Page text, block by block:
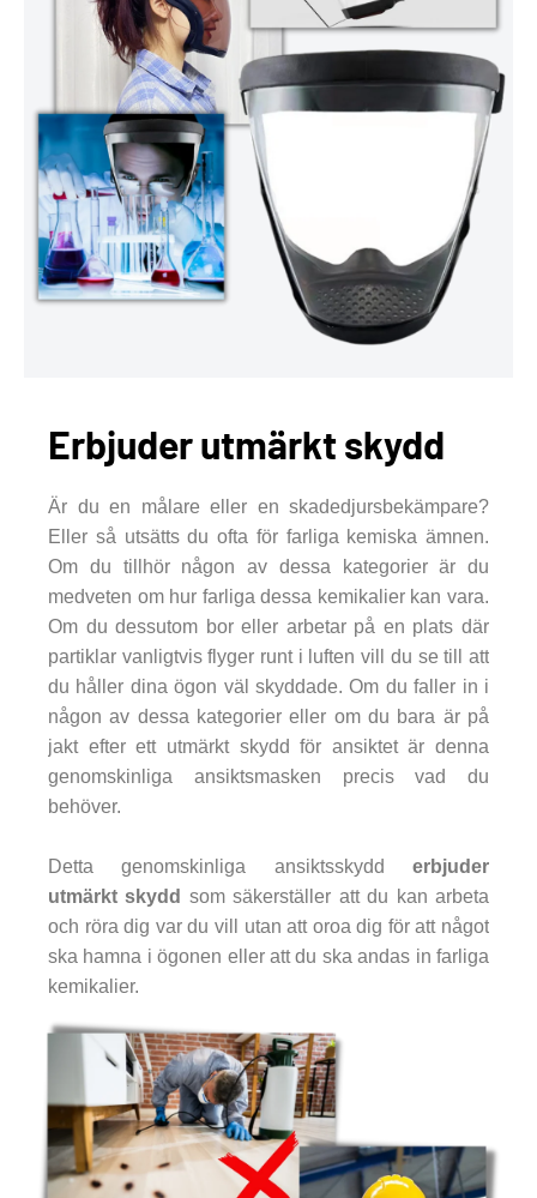
Erbjuder utmärkt skydd
Är du en målare eller en skadedjursbekämpare?
Eller så utsätts du ofta för farliga kemiska ämnen.
Om du tillhör någon av dessa kategorier är du
medveten om hur farliga dessa kemikalier kan vara.
Om du dessutom bor eller arbetar på en plats där
partiklar vanligtvis flyger runt i luften vill du se till att
du håller dina ögon väl skyddade. Om du faller in i
någon av dessa kategorier eller om du bara är på
jakt efter ett utmärkt skydd för ansiktet är denna
genomskinliga ansiktsmasken precis vad du
behöver.
Detta genomskinliga ansiktsskydd erbjuder
utmärkt skydd som säkerställer att du kan arbeta
och röra dig var du vill utan att oroa dig för att något
ska hamna i ögonen eller att du ska andas in farliga
kemikalier.